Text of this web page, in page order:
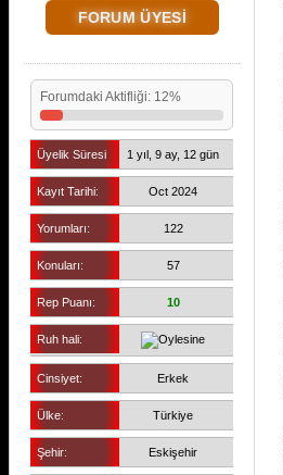
FORUM ÜYESİ
Forumdaki Aktifliği: 12%
Üyelik Süresi 1 yıl, 9 ay, 12 gün
Kayıt Tarihi: Oct 2024
Yorumları: 122
Konuları: 57
Rep Puanı: 10
Ruh hali:
Cinsiyet: Erkek
Ülke: Türkiye
Şehir: Eskişehir